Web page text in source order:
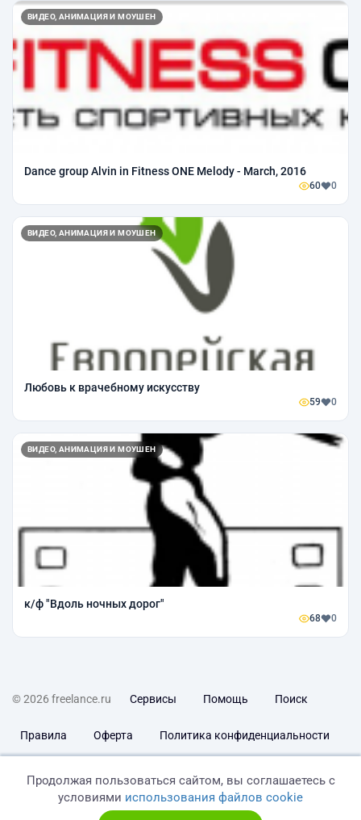
ВИДЕО, АНИМАЦИЯ И МОУШЕН
Dance group Alvin in Fitness ONE Melody - March, 2016
60 0
ВИДЕО, АНИМАЦИЯ И МОУШЕН
Любовь к врачебному искусству
59 0
ВИДЕО, АНИМАЦИЯ И МОУШЕН
к/ф "Вдоль ночных дорог"
68 0
© 2026 freelance.ru Сервисы Помощь Поиск
Правила Оферта Политика конфиденциальности
Продолжая пользоваться сайтом, вы соглашаетесь с
условиями использования файлов cookie